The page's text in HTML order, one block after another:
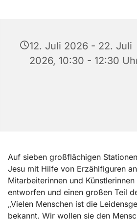
12. Juli 2026 - 22. Juli
2026, 10:30 - 12:30
Auf sieben großflächigen
Jesu mit Hilfe von Erzählfiguren
Mitarbeiterinnen und
entworfen und einen großen Teil
„Vielen Menschen ist die
bekannt. Wir wollen sie den